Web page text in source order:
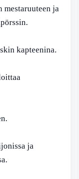
mestaruuteen ja
kapteenina.
ja